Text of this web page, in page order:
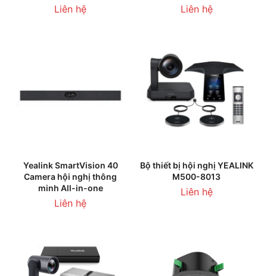
Liên hệ Liên hệ
Yealink SmartVision 40
Camera hội nghị thông
minh All-in-one
Liên hệ
Bộ thiết bị hội nghị YEALINK
M500-8013
Liên hệ